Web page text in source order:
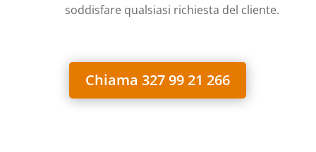
soddisfare qualsiasi richiesta del cliente.
Chiama 327 99 21 266